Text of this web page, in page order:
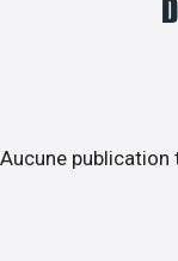
Aucune publication